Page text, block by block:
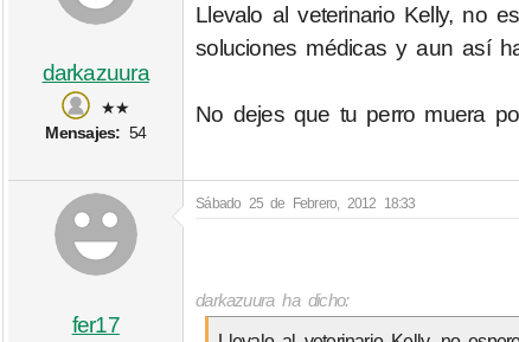
darkazuura
★★
Mensajes: 54
Llevalo al veterinario Kelly, no
soluciones médicas y aun así
No dejes que tu perro muera
fer17
Sábado 25 de Febrero, 2012 18:33
darkazuura ha dicho: